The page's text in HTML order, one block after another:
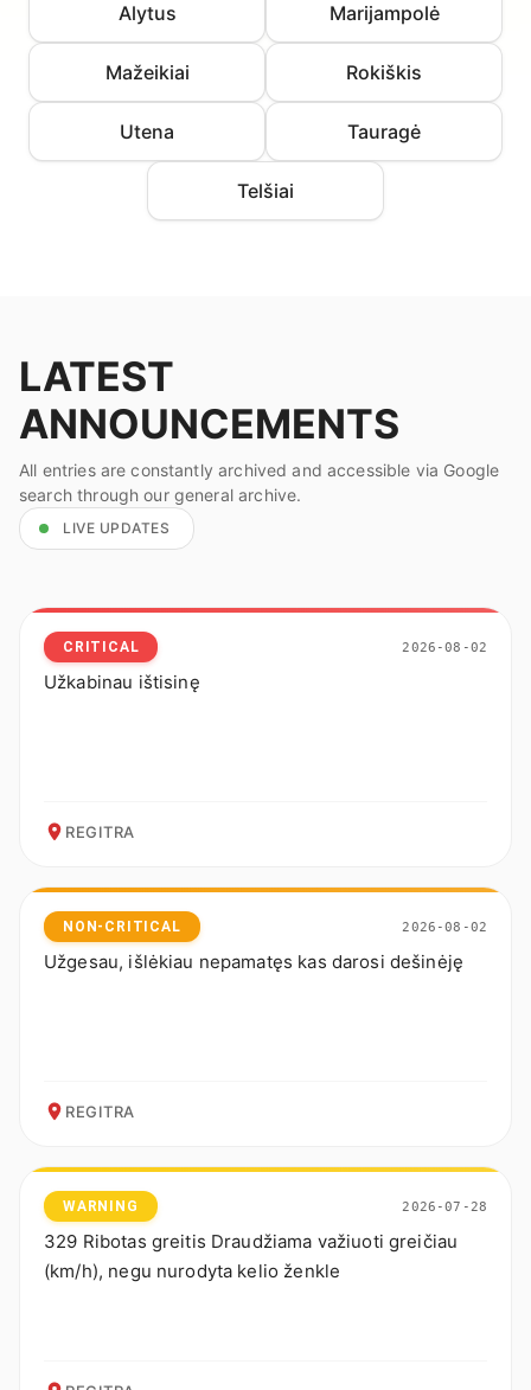
Alytus Marijampolė
Mažeikiai Rokiškis
Utena Tauragė
Telšiai
LATEST
ANNOUNCEMENTS
All entries are constantly archived and accessible via Google
search through our general archive.
LIVE UPDATES
CRITICAL 2026-08-02
Užkabinau ištisinę
REGITRA
NON-CRITICAL 2026-08-02
Užgesau, išlėkiau nepamatęs kas darosi dešinėję
REGITRA
WARNING 2026-07-28
329 Ribotas greitis Draudžiama važiuoti greičiau
(km/h), negu nurodyta kelio ženkle